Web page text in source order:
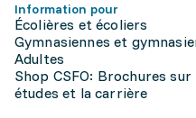
Information pour
Écolières et écoliers
Gymnasiennes et
Adultes
Shop CSFO: Brochures
études et la carrière